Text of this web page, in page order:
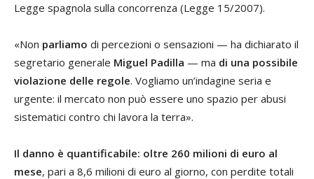
Legge spagnola sulla concorrenza (Legge 15/2007).
«Non parliamo di percezioni o sensazioni — ha dichiarato il
segretario generale Miguel Padilla — ma di una possibile
violazione delle regole. Vogliamo un’indagine seria e
urgente: il mercato non può essere uno spazio per abusi
sistematici contro chi lavora la terra».
Il danno è quantificabile: oltre 260 milioni di euro al
mese, pari a 8,6 milioni di euro al giorno, con perdite totali